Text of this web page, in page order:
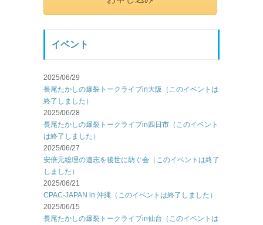
イベント
2025/06/29
長尾たかしの爆裂トークライブin大阪（このイベントは
終了しました）
2025/06/28
長尾たかしの爆裂トークライブin四日市（このイベント
は終了しました）
2025/06/27
安倍元総理の遺志を後世に紡ぐ会（このイベントは終了
しました）
2025/06/21
CPAC-JAPAN in 沖縄（このイベントは終了しました）
2025/06/15
長尾たかしの爆裂トークライブin仙台（このイベントは